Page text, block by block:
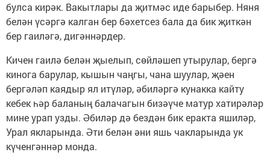
булса кирәк. Вакытлары да җитмәс иде барыбер. Няня
белән үсәргә калган бер бәхетсез бала да бик җиткән
бер гаиләгә, дигәннәрдер.
Кичен гаилә белән җыелып, сөйләшеп утырулар, бергә
кинога барулар, кышын чаңгы, чана шуулар, җәен
бергәләп каядыр ял итүләр, әбиләргә кунакка кайту
кебек һәр баланың балачагын бизәүче матур хатирәләр
мине урап узды. Әбиләр дә бездән бик еракта яшиләр,
Урал якларында. Әти белән әни яшь чакларында ук
күченгәннәр монда.